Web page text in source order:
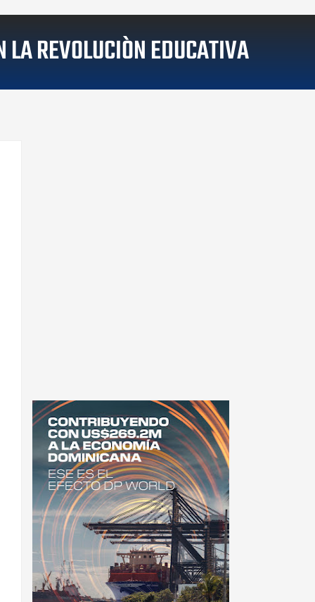
REVOLUCIÒN EDUCATIVA